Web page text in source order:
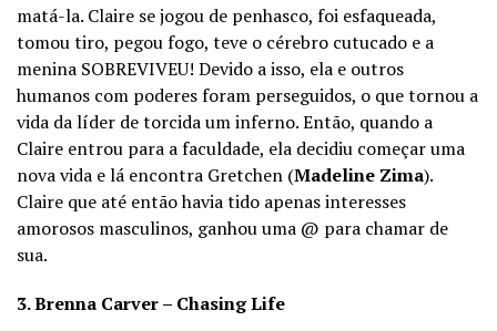
matá-la. Claire se jogou de penhasco, foi esfaqueada,
tomou tiro, pegou fogo, teve o cérebro cutucado e a
menina SOBREVIVEU! Devido a isso, ela e outros
humanos com poderes foram perseguidos, o que tornou a
vida da líder de torcida um inferno. Então, quando a
Claire entrou para a faculdade, ela decidiu começar uma
nova vida e lá encontra Gretchen (Madeline Zima).
Claire que até então havia tido apenas interesses
amorosos masculinos, ganhou uma @ para chamar de
sua.
3. Brenna Carver – Chasing Life